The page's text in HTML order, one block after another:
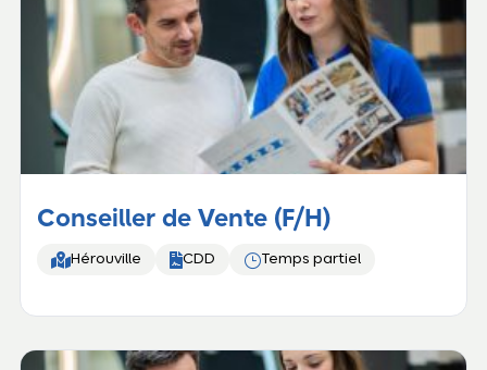
Conseiller de Vente (F/H)
Hérouville CDD }Temps partiel